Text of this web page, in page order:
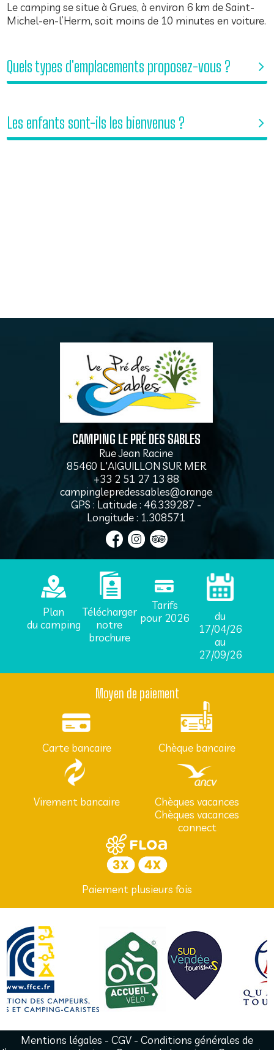
Le camping se situe à Grues, à environ 6 km de Saint-
Michel-en-l’Herm, soit moins de 10 minutes en voiture.
Quels types d'emplacements proposez-vous ?
Les enfants sont-ils les bienvenus ?
CAMPING LE PRÉ DES SABLES
Rue Jean Racine
85460 L'AIGUILLON SUR MER
+33 2 51 27 13 88
campinglepredessables@orange.fr
GPS : Latitude : 46.339287 -
Longitude : 1.308571
Plan
du camping
Télécharger
notre
brochure
Tarifs
pour 2026
du
17/04/26
au
27/09/26
Moyen de paiement
Carte bancaire Chèque bancaire
Virement bancaire
Chèques vacances
Chèques vacances
connect
Paiement plusieurs fois
Mentions légales - CGV - Conditions générales de